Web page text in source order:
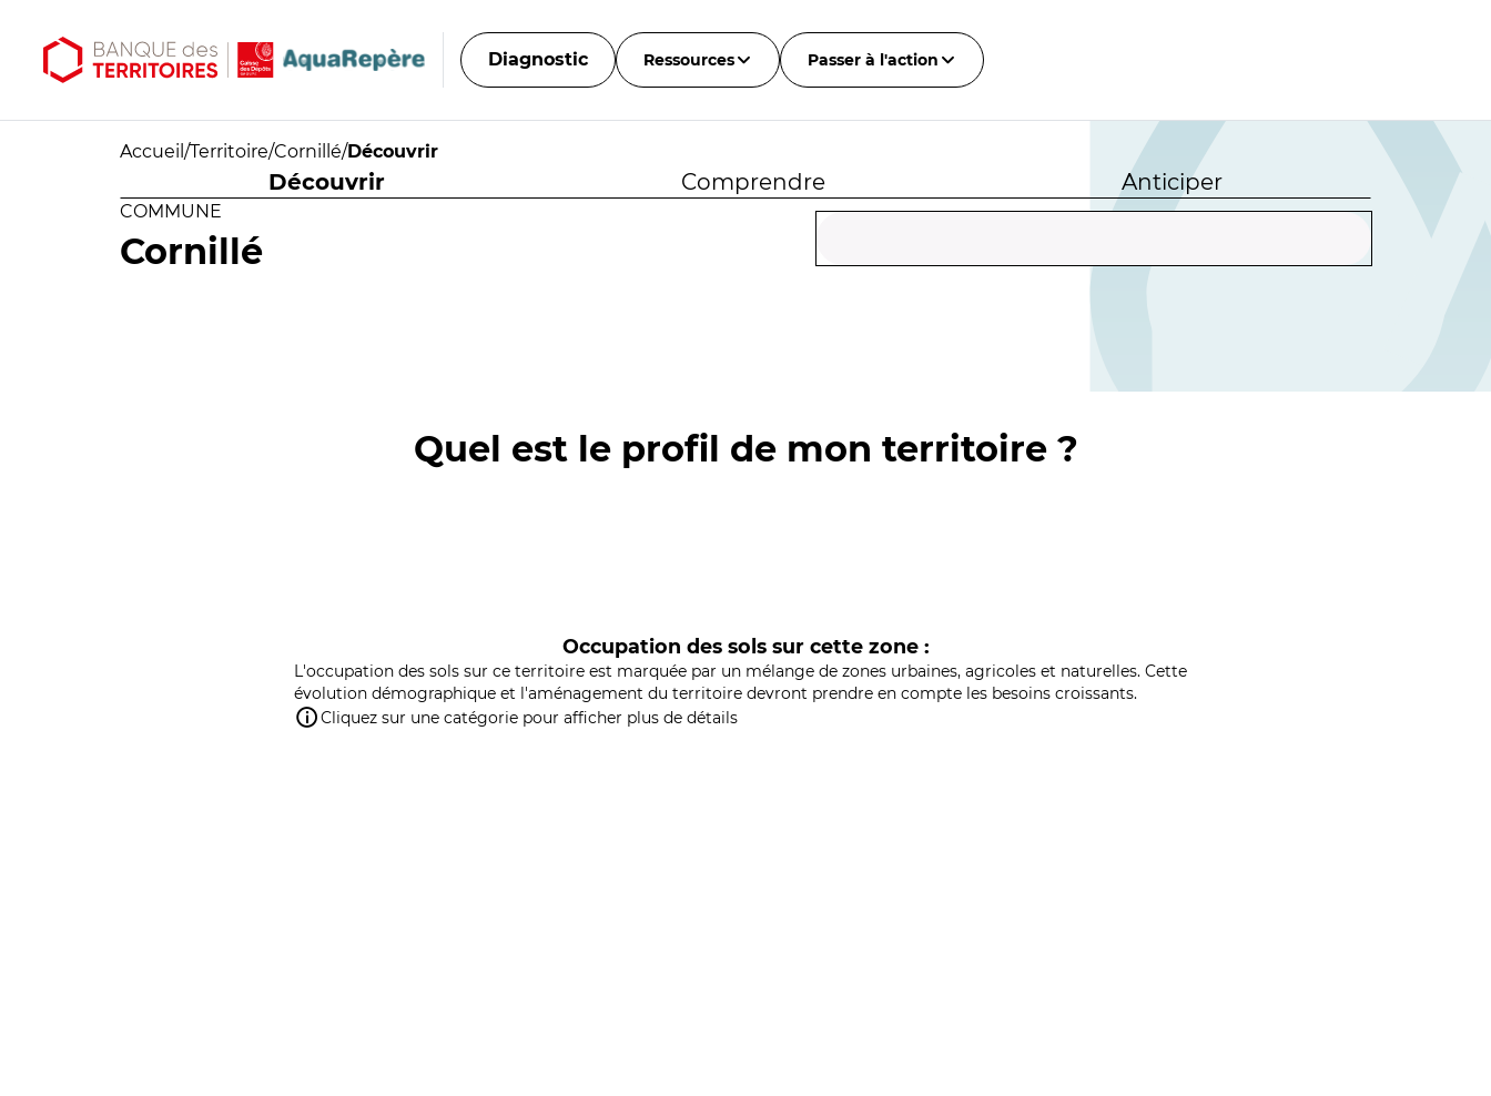
Diagnostic Ressources Passer à l'action
Accueil /Territoire/Cornillé/Découvrir
Découvrir Comprendre Anticiper
COMMUNE
Cornillé
Quel est le profil de mon territoire ?
Occupation des sols sur cette zone :
L'occupation des sols sur ce territoire est marquée par un mélange de zones urbaines, agricoles et naturelles. Cette
évolution démographique et l'aménagement du territoire devront prendre en compte les besoins croissants.
Cliquez sur une catégorie pour afficher plus de détails